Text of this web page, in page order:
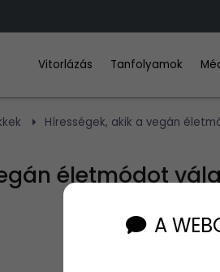
Vitorlázás Tanfolyamok
Hírességek, akik a vegán
életmódot
A